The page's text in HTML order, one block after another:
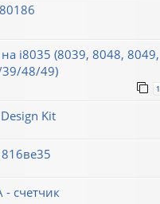
i8035 (8039, 8048, 8049,
48/49)
1
Kit
счетчик